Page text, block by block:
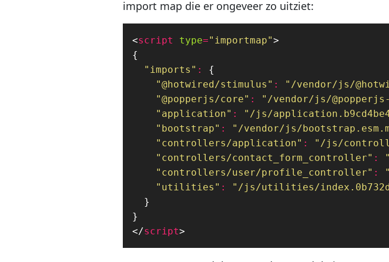
import map die er ongeveer zo uitziet:
<script type="importmap">
{
"imports" :
{
"@hotwired/stimulus" :
"/vendor/js/
"@popperjs/core" :
"/vendor/js/@popperjs--
"application" : "/js/
"bootstrap" :
"/vendor/js/
"controllers/application" :
"/js/
"controllers/contact_form_controller" :
"controllers/user/profile_controller" :
"utilities" :
"/js/utilities/
}
}
</script>